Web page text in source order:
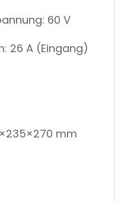
60 V
26 A (Eingang)
mm